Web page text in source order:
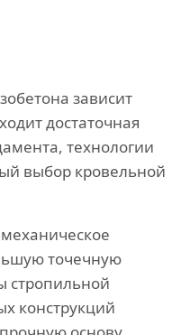
зависит
достаточная
технологии
выбор кровельной
точечную
стропильной
конструкций